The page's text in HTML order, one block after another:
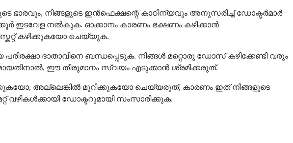
ഭാരവും, നിങ്ങളുടെ ഇൻഫെക്ഷന്റെ കാഠിന്യവും അനുസരിച്ച് ഡോക്ടർമാർ
ഇടവേള നൽകുക. ഓക്കാനം കാരണം ഭക്ഷണം കഴിക്കാൻ
കഴിക്കുകയോ ചെയ്യുക.
ദാതാവിനെ ബന്ധപ്പെടുക. നിങ്ങൾ മറ്റൊരു ഡോസ് കഴിക്കേണ്ടി വരും
ഈ തീരുമാനം സ്വയം എടുക്കാൻ ശ്രമിക്കരുത്.
അല്ലെങ്കിൽ മുറിക്കുകയോ ചെയ്യരുത്, കാരണം ഇത് നിങ്ങളുടെ
വഴികൾക്കായി ഡോക്ടറുമായി സംസാരിക്കുക.